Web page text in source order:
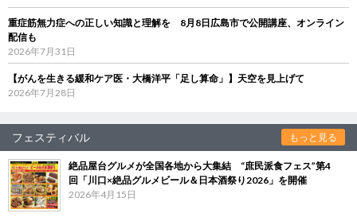
重症筋無力症への正しい知識と理解を 8月8日広島市で公開講座、オンライン
配信も
2026年7月31日
【がんを生きる緩和ケア医・大橋洋平「足し算命」】天空を見上げて
2026年7月28日
フェスティバル もっと見る
絶品屋台グルメが全国各地から大集結 “庶民派食フェス”第4
回「川口×絶品グルメビール＆日本酒祭り2026」を開催
2026年4月15日